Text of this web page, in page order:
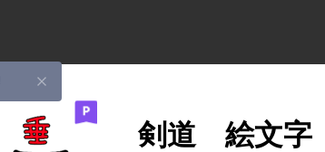
剣道 絵文字